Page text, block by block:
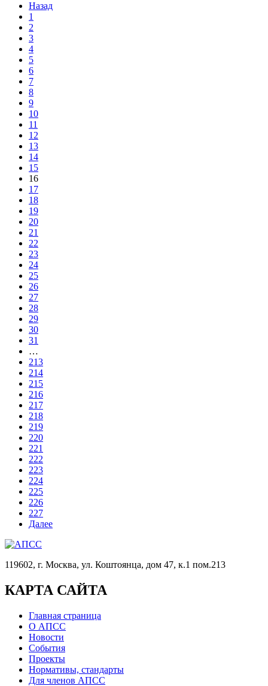
Назад
1
2
3
4
5
6
7
8
9
10
11
12
13
14
15
16
17
18
19
20
21
22
23
24
25
26
27
28
29
30
31
…
213
214
215
216
217
218
219
220
221
222
223
224
225
226
227
Далее
119602, г. Москва, ул. Коштоянца, дом 47, к.1 пом.213
КАРТА САЙТА
Главная страница
О АПСС
Новости
События
Проекты
Нормативы, стандарты
Для членов АПСС